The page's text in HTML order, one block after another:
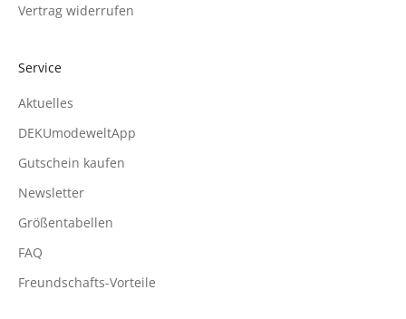
Vertrag widerrufen
Service
Aktuelles
DEKUmodeweltApp
Gutschein kaufen
Newsletter
Größentabellen
FAQ
Freundschafts-Vorteile